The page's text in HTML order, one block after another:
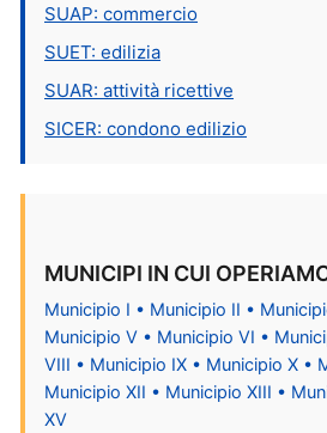
SUAP: commercio
SUET: edilizia
SUAR: attività ricettive
SICER: condono edilizio
MUNICIPI IN CUI
Municipio I • Municipio II •
Municipio V • Municipio VI •
VIII • Municipio IX • Municipio X •
Municipio XII • Municipio XIII •
XV